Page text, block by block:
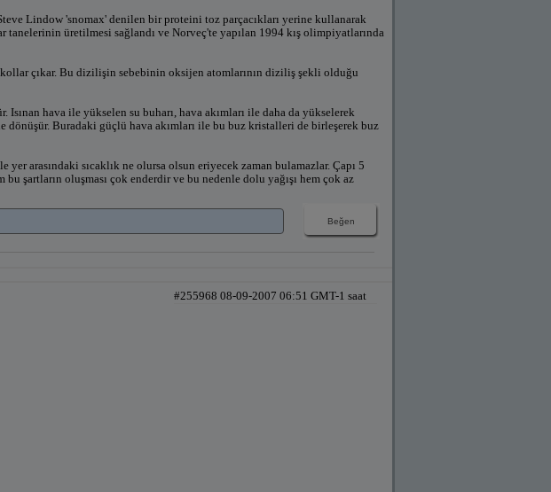
Lindow 'snomax' denilen bir proteini toz parçacıkları yerine kullanarak
tanelerinin üretilmesi sağlandı ve Norveç'te yapılan 1994 kış olimpiyatlarında
çıkar. Bu dizilişin sebebinin oksijen atomlarının diziliş şekli olduğu
hava ile yükselen su buharı, hava akımları ile daha da yükselerek
dönüşür. Buradaki güçlü hava akımları ile bu buz kristalleri de birleşerek buz
arasındaki sıcaklık ne olursa olsun eriyecek zaman bulamazlar. Çapı 5
şartların oluşması çok enderdir ve bu nedenle dolu yağışı hem çok az
#255968 08-09-2007 06:51 GMT-1 saat